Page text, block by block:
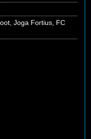
Joga Fortius, FC